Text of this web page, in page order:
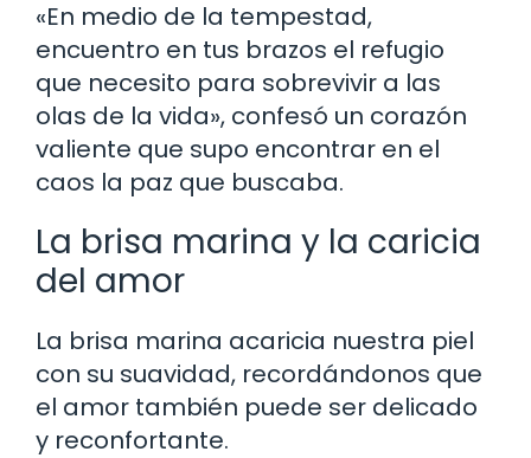
«En medio de la tempestad,
encuentro en tus brazos el refugio
que necesito para sobrevivir a las
olas de la vida», confesó un corazón
valiente que supo encontrar en el
caos la paz que buscaba.
La brisa marina y la caricia
del amor
La brisa marina acaricia nuestra piel
con su suavidad, recordándonos que
el amor también puede ser delicado
y reconfortante.